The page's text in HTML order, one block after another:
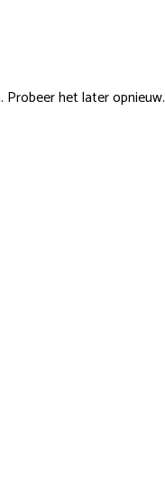
het later opnieuw.